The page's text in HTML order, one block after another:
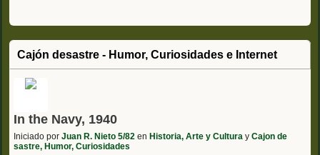
Cajón desastre - Humor, Curiosidades e Internet
In the Navy, 1940
Iniciado por Juan R. Nieto 5/82 en Historia, Arte y Cultura y Cajon de
sastre, Humor, Curiosidades